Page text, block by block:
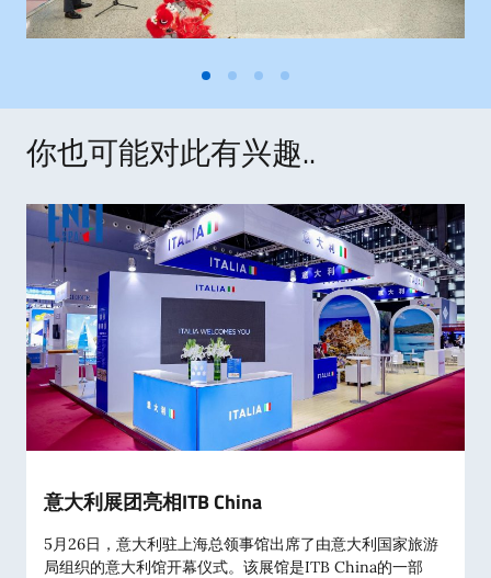
你也可能对此有兴趣..
意大利展团亮相ITB China
5月26日，意大利驻上海总领事馆出席了由意大利国家旅游
局组织的意大利馆开幕仪式。该展馆是ITB China的一部